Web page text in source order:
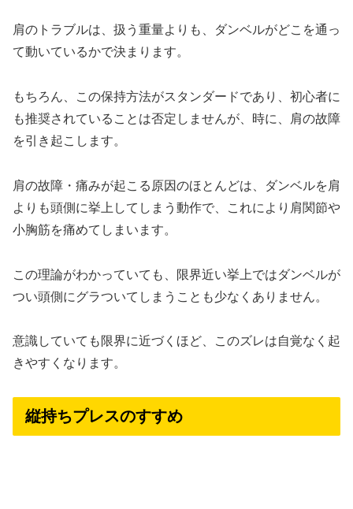
肩のトラブルは、扱う重量よりも、ダンベルがどこを通っ
て動いているかで決まります。
もちろん、この保持方法がスタンダードであり、初心者に
も推奨されていることは否定しませんが、時に、肩の故障
を引き起こします。
肩の故障・痛みが起こる原因のほとんどは、ダンベルを肩
よりも頭側に挙上してしまう動作で、これにより肩関節や
小胸筋を痛めてしまいます。
この理論がわかっていても、限界近い挙上ではダンベルが
つい頭側にグラついてしまうことも少なくありません。
意識していても限界に近づくほど、このズレは自覚なく起
きやすくなります。
縦持ちプレスのすすめ